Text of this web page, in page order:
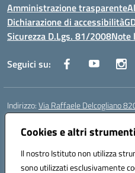
Cookies e altri
Il nostro Istituto non utilizza
sono utilizzati esclusivamente
Amministrazione trasparente
Dichiarazione di accessibilità
Sicurezza D.Lgs. 81/2008Note
Seguici su:
Indirizzo:Via Raffaele Delcogliano
Centralino:
Posta elettronica certificata (PEC):
Codice fiscale: 90003320620
Codice meccanografico:BNIS02300V